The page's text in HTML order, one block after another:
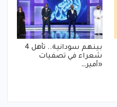
بينهم سودانية.. تأهل 4
شعراء في تصفيات
«أمير…